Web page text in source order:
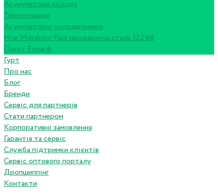
Акумулятори холоду
Термопляшки
Акумуляторні холодильники
Ніж Morakniv Flex нержавіюча сталь 12248
Пакет Fonarik
Гурт
Про нас
Блог
Бренди
Сервіс для партнерів
Стати партнером
Корпоративні замовлення
Гарантія та сервіс
Служба підтримки клієнтів
Сервіс оптового порталу
Дропшиппінг
Контакти